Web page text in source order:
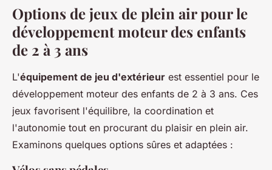
Options de jeux de plein air pour le
développement moteur des enfants
de 2 à 3 ans
L'équipement de jeu d'extérieur est essentiel pour le
développement moteur des enfants de 2 à 3 ans. Ces
jeux favorisent l'équilibre, la coordination et
l'autonomie tout en procurant du plaisir en plein air.
Examinons quelques options sûres et adaptées :